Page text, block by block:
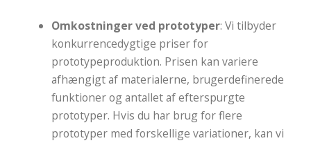
Omkostninger ved prototyper: Vi tilbyder
konkurrencedygtige priser for
prototypeproduktion. Prisen kan variere
afhængigt af materialerne, brugerdefinerede
funktioner og antallet af efterspurgte
prototyper. Hvis du har brug for flere
prototyper med forskellige variationer, kan vi